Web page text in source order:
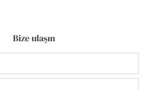
Bize ulaşın